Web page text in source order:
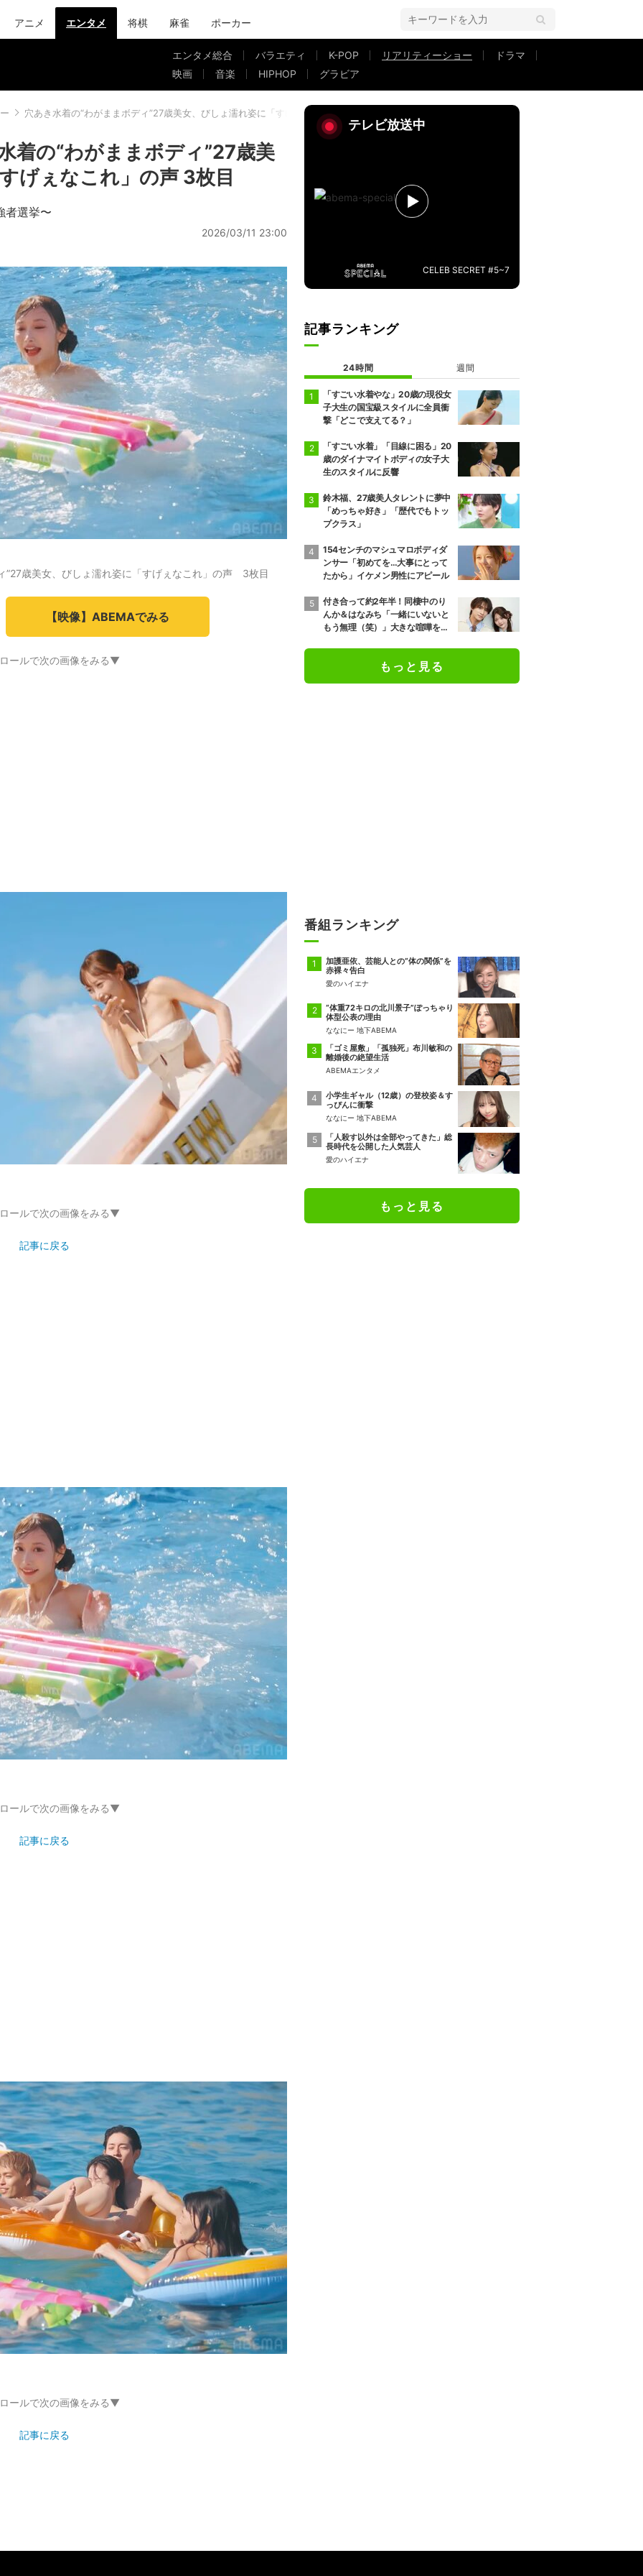
アニメ エンタメ 将棋 麻雀 ポーカー
エンタメ総合 バラエティ K-POP リアリティーショー
ドラマ
映画
音楽 HIPHOP グラビア
穴あき水着の“わがままボディ”27歳美女、びしょ濡れ姿に「すげぇなこれ」の声
着の“わがままボディ”27歳美
げぇなこれ」の声 3枚目
者選挙〜
2026/03/11 23:00
”27歳美女、びしょ濡れ姿に「すげぇなこれ」の声 3枚目
【映像】ABEMAでみる
ールで次の画像をみる▼
ールで次の画像をみる▼
記事に戻る
ールで次の画像をみる▼
記事に戻る
ールで次の画像をみる▼
記事に戻る
テレビ放送中
CELEB SECRET #5~7
記事ランキング
24時間 週間
「すごい水着やな」20歳の現役女
子大生の国宝級スタイルに全員衝
撃「どこで支えてる？」
「すごい水着」「目線に困る」20
歳のダイナマイトボディの女子大
生のスタイルに反響
鈴木福、27歳美人タレントに夢中
「めっちゃ好き」「歴代でもトッ
プクラス」
154センチのマシュマロボディダ
ンサー「初めてを…大事にとって
たから」イケメン男性にアピール
付き合って約2年半！同棲中のり
んか＆はなみち「一緒にいないと
もう無理（笑）」大きな喧嘩を経
もっと見る
番組ランキング
加護亜依、芸能人との“体の関係”を
赤裸々告白
愛のハイエナ
“体重72キロの北川景子”ぽっちゃり
体型公表の理由
ななにー 地下ABEMA
「ゴミ屋敷」「孤独死」布川敏和の
離婚後の絶望生活
ABEMAエンタメ
小学生ギャル（12歳）の登校姿＆す
っぴんに衝撃
ななにー 地下ABEMA
「人殺す以外は全部やってきた」総
長時代を公開した人気芸人
愛のハイエナ
もっと見る